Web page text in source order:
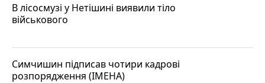
В лісосмузі у Нетішині виявили тіло
військового
Симчишин підписав чотири кадрові
розпорядження (ІМЕНА)